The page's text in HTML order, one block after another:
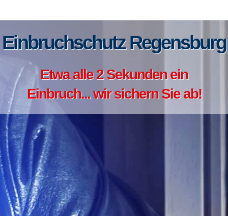
Einbruchschutz Regensburg
Etwa alle 2 Sekunden ein
Einbruch... wir sichern Sie ab!